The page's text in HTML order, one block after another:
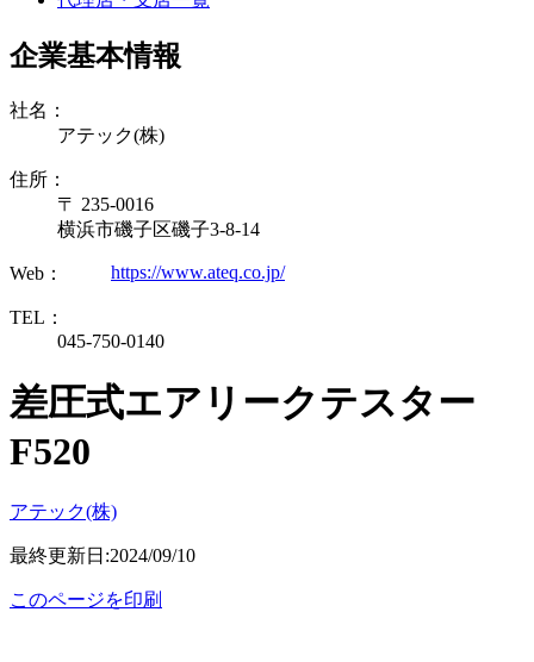
企業基本情報
社名：
アテック(株)
住所：
〒 235-0016
横浜市磯子区磯子3-8-14
Web： https://www.ateq.co.jp/
TEL：
045-750-0140
差圧式エアリークテスター
F520
アテック(株)
最終更新日:2024/09/10
このページを印刷